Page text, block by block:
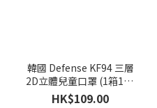
韓國 Defense KF94 三層
2D立體兒童口罩 (1箱100
個)(9月下旬)
HK$109.00